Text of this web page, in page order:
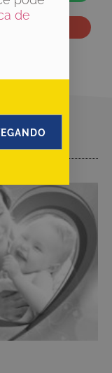
de